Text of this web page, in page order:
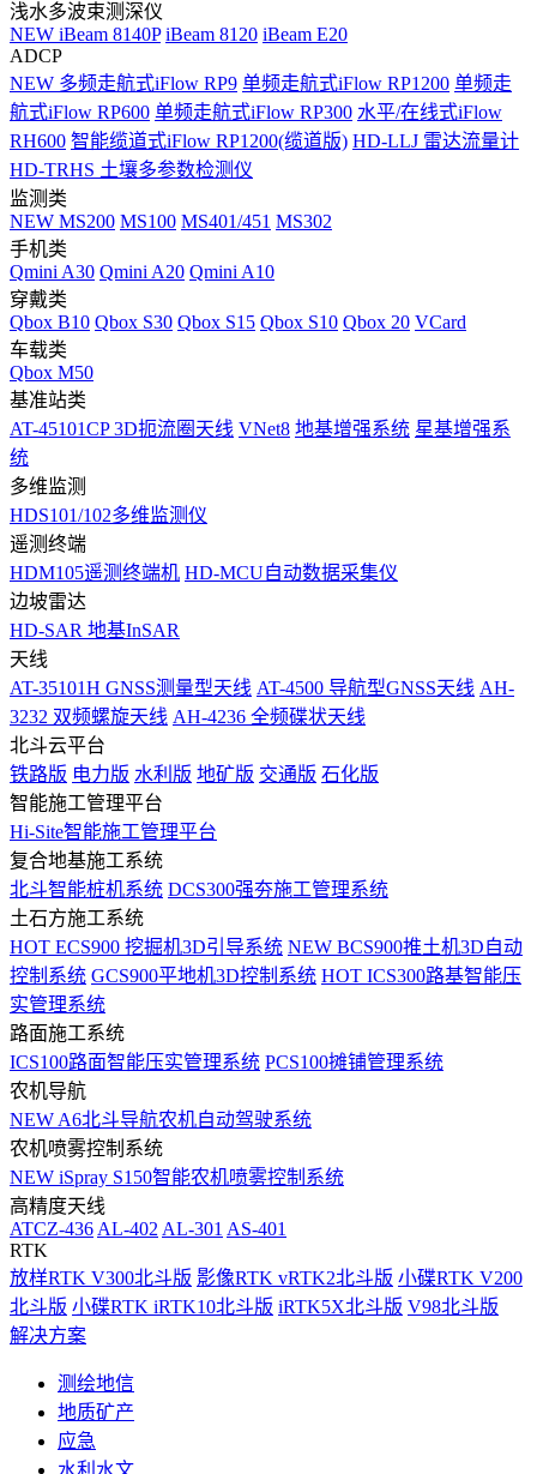
浅水多波束测深仪
NEW iBeam 8140P iBeam 8120 iBeam E20
ADCP
NEW 多频走航式iFlow RP9 单频走航式iFlow RP1200 单频走
航式iFlow RP600 单频走航式iFlow RP300 水平/在线式iFlow
RH600 智能缆道式iFlow RP1200(缆道版) HD-LLJ 雷达流量计
HD-TRHS 土壤多参数检测仪
监测类
NEW MS200 MS100 MS401/451 MS302
手机类
Qmini A30 Qmini A20 Qmini A10
穿戴类
Qbox B10 Qbox S30 Qbox S15 Qbox S10 Qbox 20 VCard
车载类
Qbox M50
基准站类
AT-45101CP 3D扼流圈天线 VNet8 地基增强系统 星基增强系
统
多维监测
HDS101/102多维监测仪
遥测终端
HDM105遥测终端机 HD-MCU自动数据采集仪
边坡雷达
HD-SAR 地基InSAR
天线
AT-35101H GNSS测量型天线 AT-4500 导航型GNSS天线 AH-
3232 双频螺旋天线 AH-4236 全频碟状天线
北斗云平台
铁路版 电力版 水利版 地矿版 交通版 石化版
智能施工管理平台
Hi-Site智能施工管理平台
复合地基施工系统
北斗智能桩机系统 DCS300强夯施工管理系统
土石方施工系统
HOT ECS900 挖掘机3D引导系统 NEW BCS900推土机3D自动
控制系统 GCS900平地机3D控制系统 HOT ICS300路基智能压
实管理系统
路面施工系统
ICS100路面智能压实管理系统 PCS100摊铺管理系统
农机导航
NEW A6北斗导航农机自动驾驶系统
农机喷雾控制系统
NEW iSpray S150智能农机喷雾控制系统
高精度天线
ATCZ-436 AL-402 AL-301 AS-401
RTK
放样RTK V300北斗版 影像RTK vRTK2北斗版 小碟RTK V200
北斗版 小碟RTK iRTK10北斗版 iRTK5X北斗版 V98北斗版
解决方案
测绘地信
地质矿产
应急
水利水文